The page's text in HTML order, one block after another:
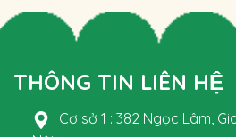
THÔNG TIN LIÊN HỆ
Cơ sở 1 : 382 Ngọc Lâm,